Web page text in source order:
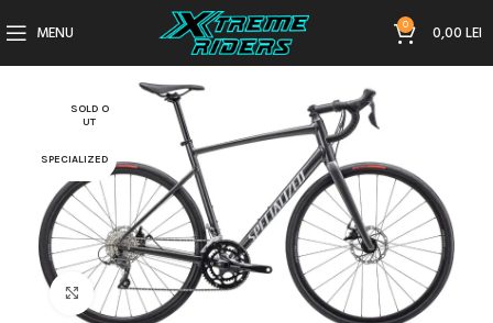
MENU 0 0,00LEI
SOLD O
UT
SPECIALIZED
Click to enlarge